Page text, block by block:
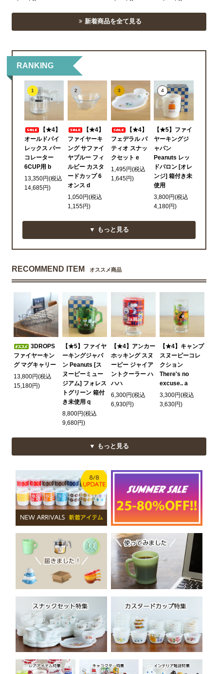
新着商品を全て見る
RANKING
1
【★4】
オールドパイ
レックス パー
コレーター
6CUP用 b
13,350円(税込
14,685円)
2
【★4】
ファイヤーキ
ング サファイ
ヤブルー フィ
ルビー カスタ
ードカップ 6
オンス d
1,050円(税込
1,155円)
3
【★4】
フェデラル パ
ティオ スナッ
クセット e
1,495円(税込
1,645円)
4
【★5】ファイ
ヤーキングジ
ャパン
Peanuts レッ
ドバロン [オレ
ンジ] 箱付き未
使用
3,800円(税込
4,180円)
▼ もっと見る
RECOMMEND ITEM オススメ商品
3DROPS
ファイヤーキン
グ マグキャリー
13,800円(税込
15,180円)
【★5】ファイヤ
ーキングジャパ
ン Peanuts [ス
ヌーピーミュー
ジアム] フォレス
トグリーン 箱付
き未使用 q
8,800円(税込
9,680円)
【★4】アンカー
ホッキング スヌ
ーピー ジャイア
ントクーラー ハ
ハハ
6,300円(税込
6,930円)
【★4】キャンプ
スヌーピーコレ
クション
There's no
excuse.. a
3,300円(税込
3,630円)
▼ もっと見る